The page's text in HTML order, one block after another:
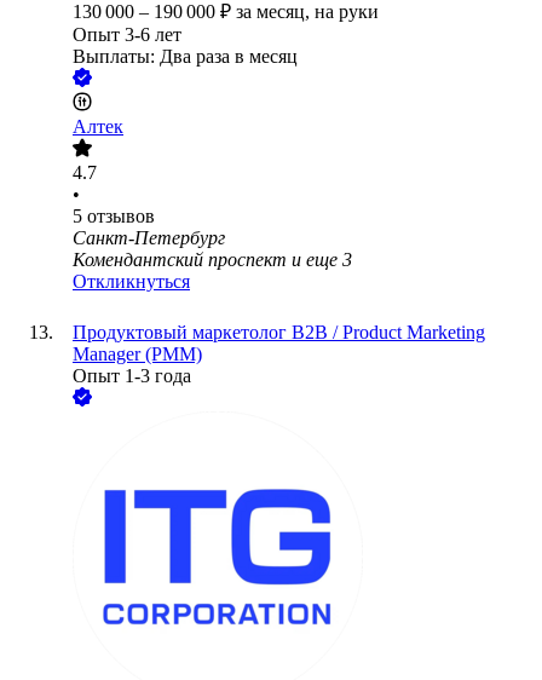
130 000 – 190 000 ₽ за месяц, на руки
Опыт 3-6 лет
Выплаты: Два раза в месяц
Алтек
4.7
•
5 отзывов
Санкт-Петербург
Комендантский проспект и еще 3
Откликнуться
Продуктовый маркетолог B2B / Product Marketing
Manager (PMM)
Опыт 1-3 года